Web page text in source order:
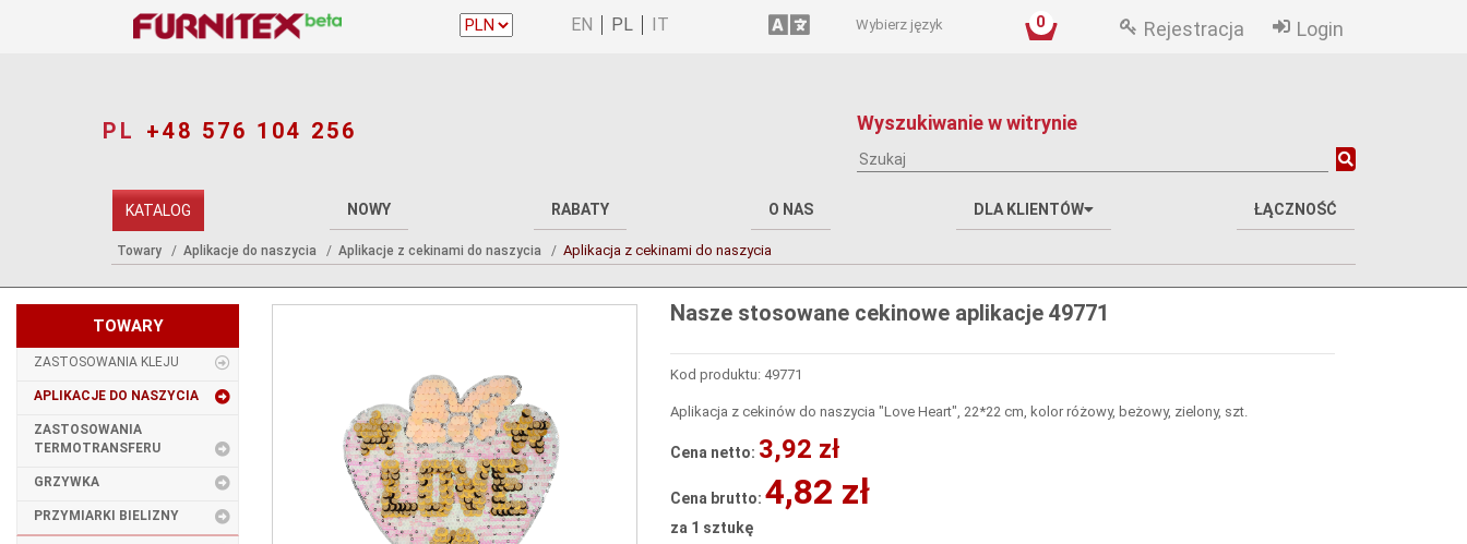
Rejestracja Login
0
Wybierz język
PL +48 576 104 256 Wyszukiwanie w witrynie
KATALOG NOWY RABATY O NAS DLA KLIENTÓW ŁĄCZNOŚĆ
Towary Aplikacje do naszycia Aplikacje z cekinami do naszycia Aplikacja z cekinami do naszycia
TOWARY
ZASTOSOWANIA KLEJU
APLIKACJE DO NASZYCIA
ZASTOSOWANIA
TERMOTRANSFERU
GRZYWKA
PRZYMIARKI BIELIZNY
Nasze stosowane cekinowe aplikacje 49771
Kod produktu: 49771
Aplikacja z cekinów do naszycia "Love Heart", 22*22 cm, kolor różowy, beżowy, zielony, szt.
Cena netto: 3,92 zł
Cena brutto: 4,82 zł
za 1 sztukę